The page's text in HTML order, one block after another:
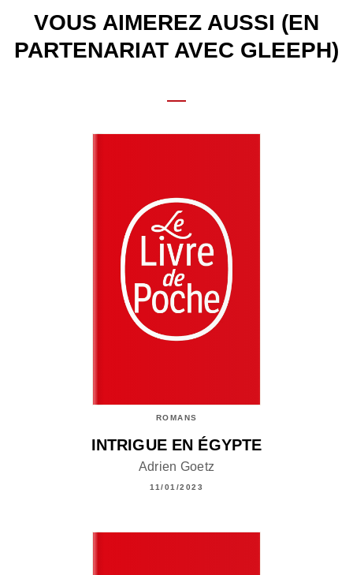
VOUS AIMEREZ AUSSI (EN
PARTENARIAT AVEC GLEEPH)
ROMANS
INTRIGUE EN ÉGYPTE
Adrien Goetz
11/01/2023